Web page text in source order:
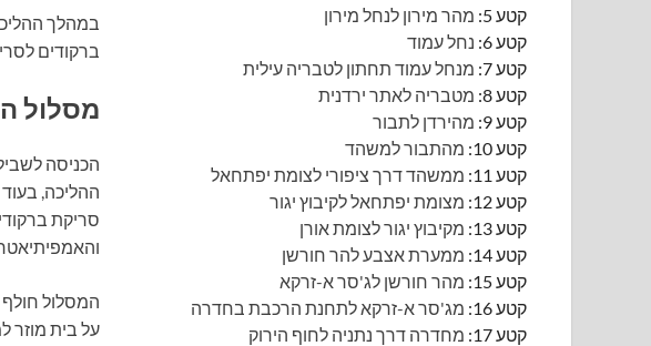
במהלך
ברקודים
מסלול
הכניסה
ההליכה,
סריקת
על בית מוזר
קטע 5:
מהר מירון לנחל מירון
קטע 6:
נחל עמוד
קטע 7:
מנחל עמוד תחתון לטבריה עילית
קטע 8:
מטבריה לאתר ירדנית
קטע 9:
מהירדן לתבור
קטע 10:
מהתבור למשהד
קטע 11:
ממשהד דרך ציפורי לצומת יפתחאל
קטע 12:
מצומת יפתחאל לקיבוץ יגור
קטע 13:
מקיבוץ יגור לצומת אורן
קטע 14:
ממערת אצבע להר חורשן
קטע 15:
מהר חורשן לג'סר א-זרקא
קטע 16:
מג'סר א-זרקא לתחנת הרכבת בחדרה
קטע 17:
מחדרה דרך נתניה לחוף הירוק